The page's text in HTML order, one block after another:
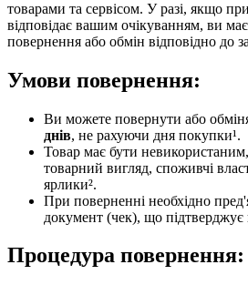
товарами та сервісом. У разі, якщо
відповідає вашим очікуванням, ви
повернення або обмін відповідно до
Умови повернення:
Ви можете повернути або
днів, не рахуючи дня покупки¹.
Товар має бути невикористаним,
товарний вигляд, споживчі
ярлики².
При поверненні необхідно
документ (чек), що підтверджує
Процедура повернення: